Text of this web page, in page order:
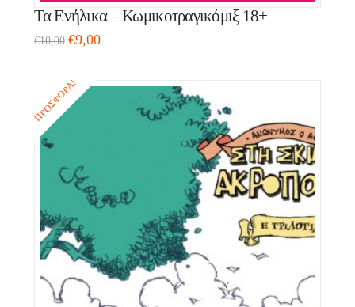
Τα Ενήλικα – Κωμικοτραγικόμιξ 18+
€10,00 €9,00
ΠΡΟΣΦΟΡΆ!